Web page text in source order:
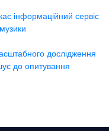
інформаційний сервіс
дослідження
до опитування